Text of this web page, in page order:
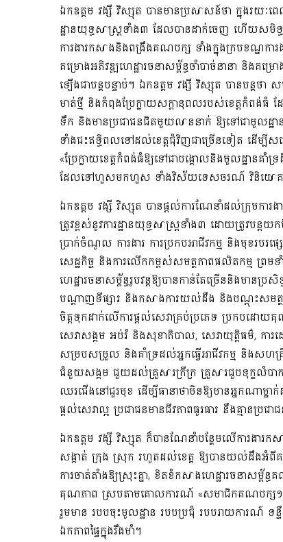
ឯកឧត្តម វង្សី វិស្សុត បានមានប្រសាសន៍ថា ក្នុងរយៈព
ដ្ឋានយុទ្ធសាស្រ្តទាំង៣ ដែលបានដាក់ចេញ ហើយសមិ
ការងារកសាងនិងពង្រឹងគណបក្ស ទាំងក្នុងក្របខណ្ឌកា
គម្រោងអភិវឌ្ឍហេដ្ឋារចនាសម្ព័ន្ធចាំបាច់នានា និងគម្រ
ឡើងជាបន្តបន្ទាប់។ ឯកឧត្តម វង្សី វិស្សុត បានបន្តថា ស
មាត់ថ្មី និងកំពុងប្រែក្លាយសក្តានុពលរបស់ខេត្តកំពង់ធំ ដ
ទឹក និងមានប្រជាជនជិតមួយលាននាក់ ឱ្យទៅជាមូលដ្ឋា
ទាំងជះឥទ្ធិពលទៅដល់​ខេត្តជុំវិញជាច្រើនទៀត ដើម្បីស
«ប្រែក្លាយខេត្តកំពង់ធំ​ឱ្យទៅជាបង្គោលនិងមូលដ្ឋានគាំ
ដែលទៅហួសមកហួស ទាំងវិស័យទេសចរណ៍ វិនិយោគ
ឯកឧត្តម វង្សី វិស្សុត បានផ្ដល់ការណែនាំដល់ក្រុមការង
ត្រូវខ្ពស់នូវការដ្ឋានយុទ្ធសាស្ត្រទាំង៣ ដោយត្រូវបន្តយក
ប្រាក់ចំណូល ការងារ ការប្រកបអាជីវកម្ម និងមុខរបរផ្ស
សេដ្ឋកិច្ច និងការលើកកម្ពស់សមត្ថភាពផលិតកម្ម ព្រមទ
ហេដ្ឋារចនាសម្ព័ន្ធរូបវន្តឱ្យបានកាន់តែច្រើននិងមានប្រសិ
បណ្ដាញទីផ្សារ និងកសាងការយល់ដឹង និងបណ្ដុះសមត្ថ
ចិត្តទុកដាក់លើការផ្តល់សេវាគ្រប់ប្រភេទ ប្រកបដោយគុ
សេវាសង្គម​ អប់រំ និងសុខាភិបាល, សេវាយុត្តិធម៌, ការ
សម្របសម្រួល និងគាំទ្រដល់អ្នកធ្វើអាជីវកម្ម និងសហគ្
ជំនួយសង្គម ជួយដល់គ្រួសារក្រីក្រ គ្រួសារជួបទុក្ខលំបាក
ឈរជើងនៅជួរមុខ ដើម្បីធានាថាមិនឱ្យមានអ្នកណាម្នាក់
ផ្ដល់សេវាល្អ ប្រជាជនមានជីវភាពធូរធារ នឹងគ្មានប្រ
ឯកឧត្តម វង្សី វិស្សុត ក៏បានណែនាំបន្ថែមលើការងារកស
សង្កាត់ ក្រុង ស្រុក រហូតដល់ខេត្ត ឱ្យបានយល់ដឹងអំពី
ការចាត់តាំងឱ្យស្រុះគ្នា, ខិតខំកសាងហេដ្ឋារចនាសម្ព័ន្
គុណភាព ស្របតាមគោលការណ៍ «សមាជិកគណបក្ស
រួមមាន របបចុះមូលដ្ឋាន របបប្រជុំ របបរាយការណ៍ ទ
ឯកភាពផ្ទៃក្នុងរឹងមាំ។